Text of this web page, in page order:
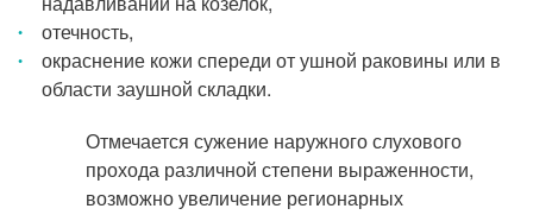
отечность,
окраснение кожи спереди от ушной раковины или в
области заушной складки.
Отмечается сужение наружного слухового
прохода различной степени выраженности,
возможно увеличение регионарных